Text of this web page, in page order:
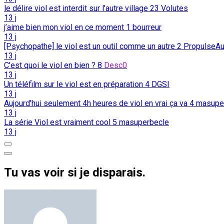
le délire viol est interdit sur l'autre village 23 Volutes
13 j
j’aime bien mon viol en ce moment 1 bourreur
13 j
[Psychopathe] le viol est un outil comme un autre 2
13 j
C'est quoi le viol en bien ? 8 Desc0
13 j
Un téléfilm sur le viol est en préparation 4 DGSI
13 j
Aujourd'hui seulement 4h heures de viol en vrai ça va 4
13 j
La série Viol est vraiment cool 5 masuperbecle
13 j
Tu vas voir si je disparais.